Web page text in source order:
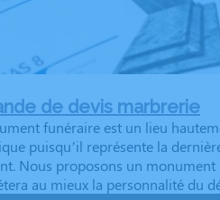
de devis marbrerie
funéraire est un lieu
puisqu’il représente la
Nous proposons un monument
au mieux la personnalité du